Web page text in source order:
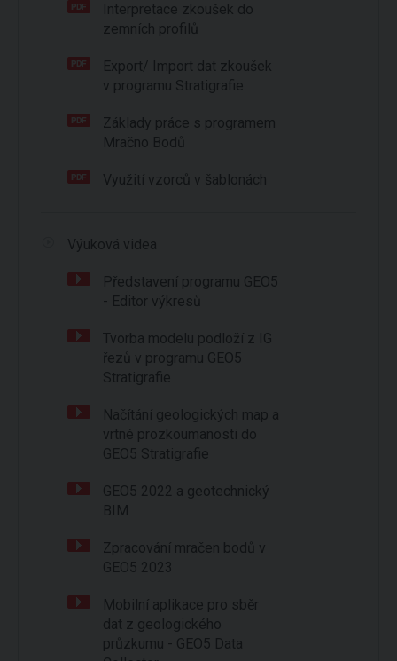
Interpretace zkoušek do
zemních profilů
Export/ Import dat zkoušek
v programu Stratigrafie
Základy práce s programem
Mračno Bodů
Využití vzorců v šablonách
Výuková videa
Představení programu GEO5
- Editor výkresů
Tvorba modelu podloží z IG
řezů v programu GEO5
Stratigrafie
Načítání geologických map a
vrtné prozkoumanosti do
GEO5 Stratigrafie
GEO5 2022 a geotechnický
BIM
Zpracování mračen bodů v
GEO5 2023
Mobilní aplikace pro sběr
dat z geologického
průzkumu - GEO5 Data